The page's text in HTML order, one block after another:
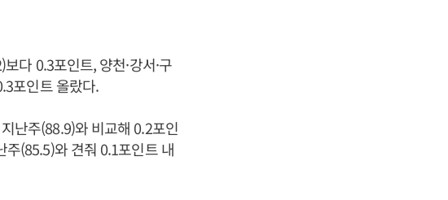
다 0.3포인트, 양천·강서·구
포인트 올랐다.
난주(88.9)와 비교해 0.2포인
주(85.5)와 견줘 0.1포인트 내